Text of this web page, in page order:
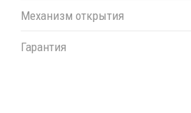
Механизм открытия
Гарантия